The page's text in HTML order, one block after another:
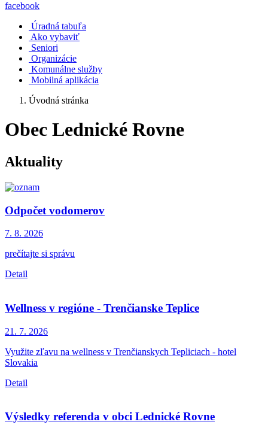
facebook
Úradná tabuľa
Ako vybaviť
Seniori
Organizácie
Komunálne služby
Mobilná aplikácia
Úvodná stránka
Obec Lednické Rovne
Aktuality
Odpočet vodomerov
7. 8. 2026
prečítajte si správu
Detail
Wellness v regióne - Trenčianske Teplice
21. 7. 2026
Využite zľavu na wellness v Trenčianskych Tepliciach - hotel
Slovakia
Detail
Výsledky referenda v obci Lednické Rovne